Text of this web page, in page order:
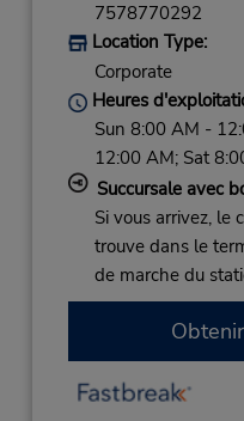
7578770292
Location Type:
Corporate
Heures
Sun 8:00 AM -
12:00 AM; Sat
Succursale avec
Si vous arrivez, le
trouve dans le
de marche du